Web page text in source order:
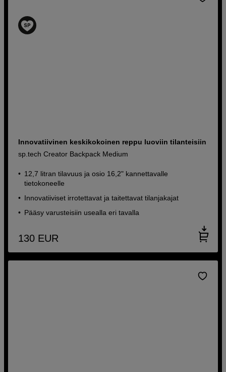
Innovatiivinen keskikokoinen reppu luoviin tilanteisiin
sp.tech Creator Backpack Medium
12,7 litran tilavuus ja osio 16,2" kannettavalle
tietokoneelle
Innovatiiviset irrotettavat ja taitettavat tilanjakajat
Pääsy varusteisiin usealla eri tavalla
130 EUR